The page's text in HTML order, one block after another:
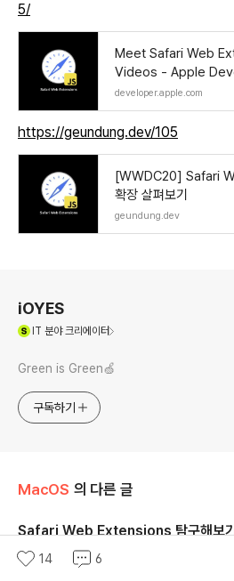
5/
Meet Safari Web
Videos - Apple
developer.apple.com
https://geundung.dev/105
[WWDC20] Safari
확장 살펴보기
geundung.dev
iOYES
IT 분야 크리에이터
Green is Green🍏
구독하기
MacOS 의 다른 글
Safari Web Extensions 탐구해보
안녕하세요. 그린입니다🍏 저번 포스팅에 이어
14 6